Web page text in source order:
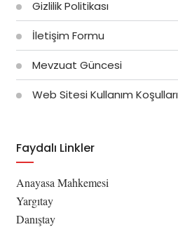
Gizlilik Politikası
İletişim Formu
Mevzuat Güncesi
Web Sitesi Kullanım Koşulları
Faydalı Linkler
Anayasa Mahkemesi
Yargıtay
Danıştay